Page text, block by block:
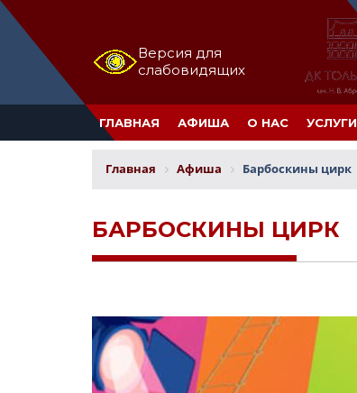
Версия для
слабовидящих
ГЛАВНАЯ АФИША О НАС УСЛУГИ
Главная Афиша Барбоскины цирк
БАРБОСКИНЫ ЦИРК